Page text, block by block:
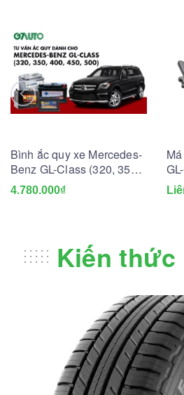
Bình ắc quy xe Mercedes-
Benz GL-Class (320, 350,
400, 450, 500): Bảng giá
và thông số kỹ thuật
4.780.000₫
Kiến thức